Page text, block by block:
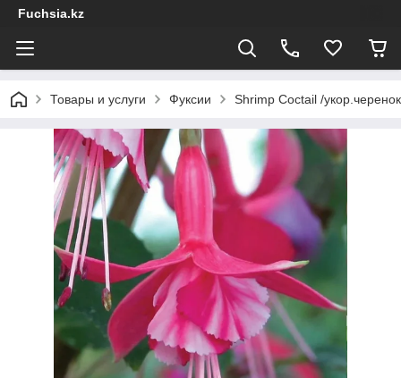
Fuchsia.kz
Товары и услуги Фуксии Shrimp Coctail /укор.черенок